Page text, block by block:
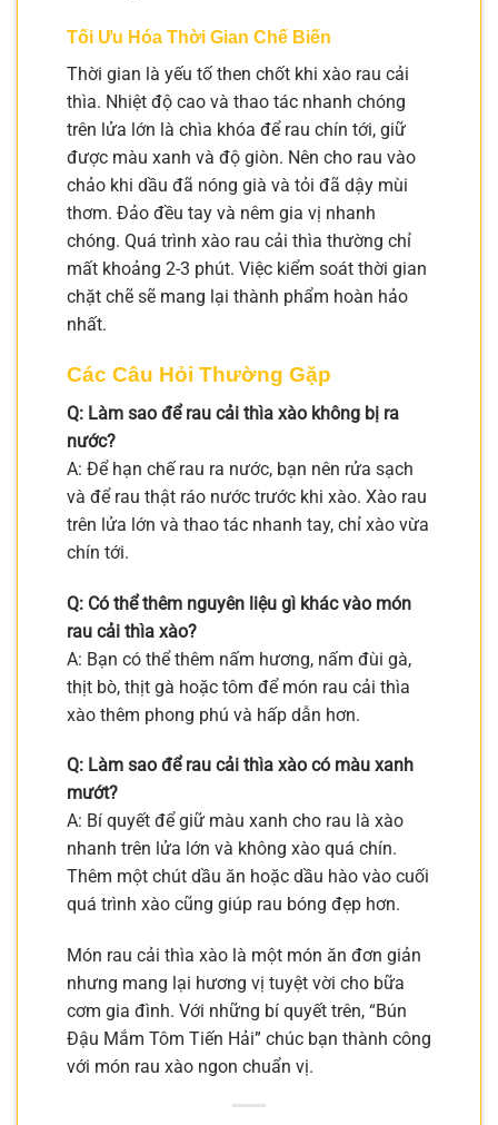
Tối Ưu Hóa Thời Gian Chế Biến
Thời gian là yếu tố then chốt khi xào rau cải
thìa. Nhiệt độ cao và thao tác nhanh chóng
trên lửa lớn là chìa khóa để rau chín tới, giữ
được màu xanh và độ giòn. Nên cho rau vào
chảo khi dầu đã nóng già và tỏi đã dậy mùi
thơm. Đảo đều tay và nêm gia vị nhanh
chóng. Quá trình xào rau cải thìa thường chỉ
mất khoảng 2-3 phút. Việc kiểm soát thời gian
chặt chẽ sẽ mang lại thành phẩm hoàn hảo
nhất.
Các Câu Hỏi Thường Gặp
Q: Làm sao để rau cải thìa xào không bị ra
nước?
A: Để hạn chế rau ra nước, bạn nên rửa sạch
và để rau thật ráo nước trước khi xào. Xào rau
trên lửa lớn và thao tác nhanh tay, chỉ xào vừa
chín tới.
Q: Có thể thêm nguyên liệu gì khác vào món
rau cải thìa xào?
A: Bạn có thể thêm nấm hương, nấm đùi gà,
thịt bò, thịt gà hoặc tôm để món rau cải thìa
xào thêm phong phú và hấp dẫn hơn.
Q: Làm sao để rau cải thìa xào có màu xanh
mướt?
A: Bí quyết để giữ màu xanh cho rau là xào
nhanh trên lửa lớn và không xào quá chín.
Thêm một chút dầu ăn hoặc dầu hào vào cuối
quá trình xào cũng giúp rau bóng đẹp hơn.
Món rau cải thìa xào là một món ăn đơn giản
nhưng mang lại hương vị tuyệt vời cho bữa
cơm gia đình. Với những bí quyết trên, “Bún
Đậu Mắm Tôm Tiến Hải” chúc bạn thành công
với món rau xào ngon chuẩn vị.